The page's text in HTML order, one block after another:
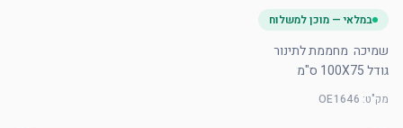
במלאי — מוכן למשלוח
גודל 100X75 ס"מ
מק"ט:
OE1646